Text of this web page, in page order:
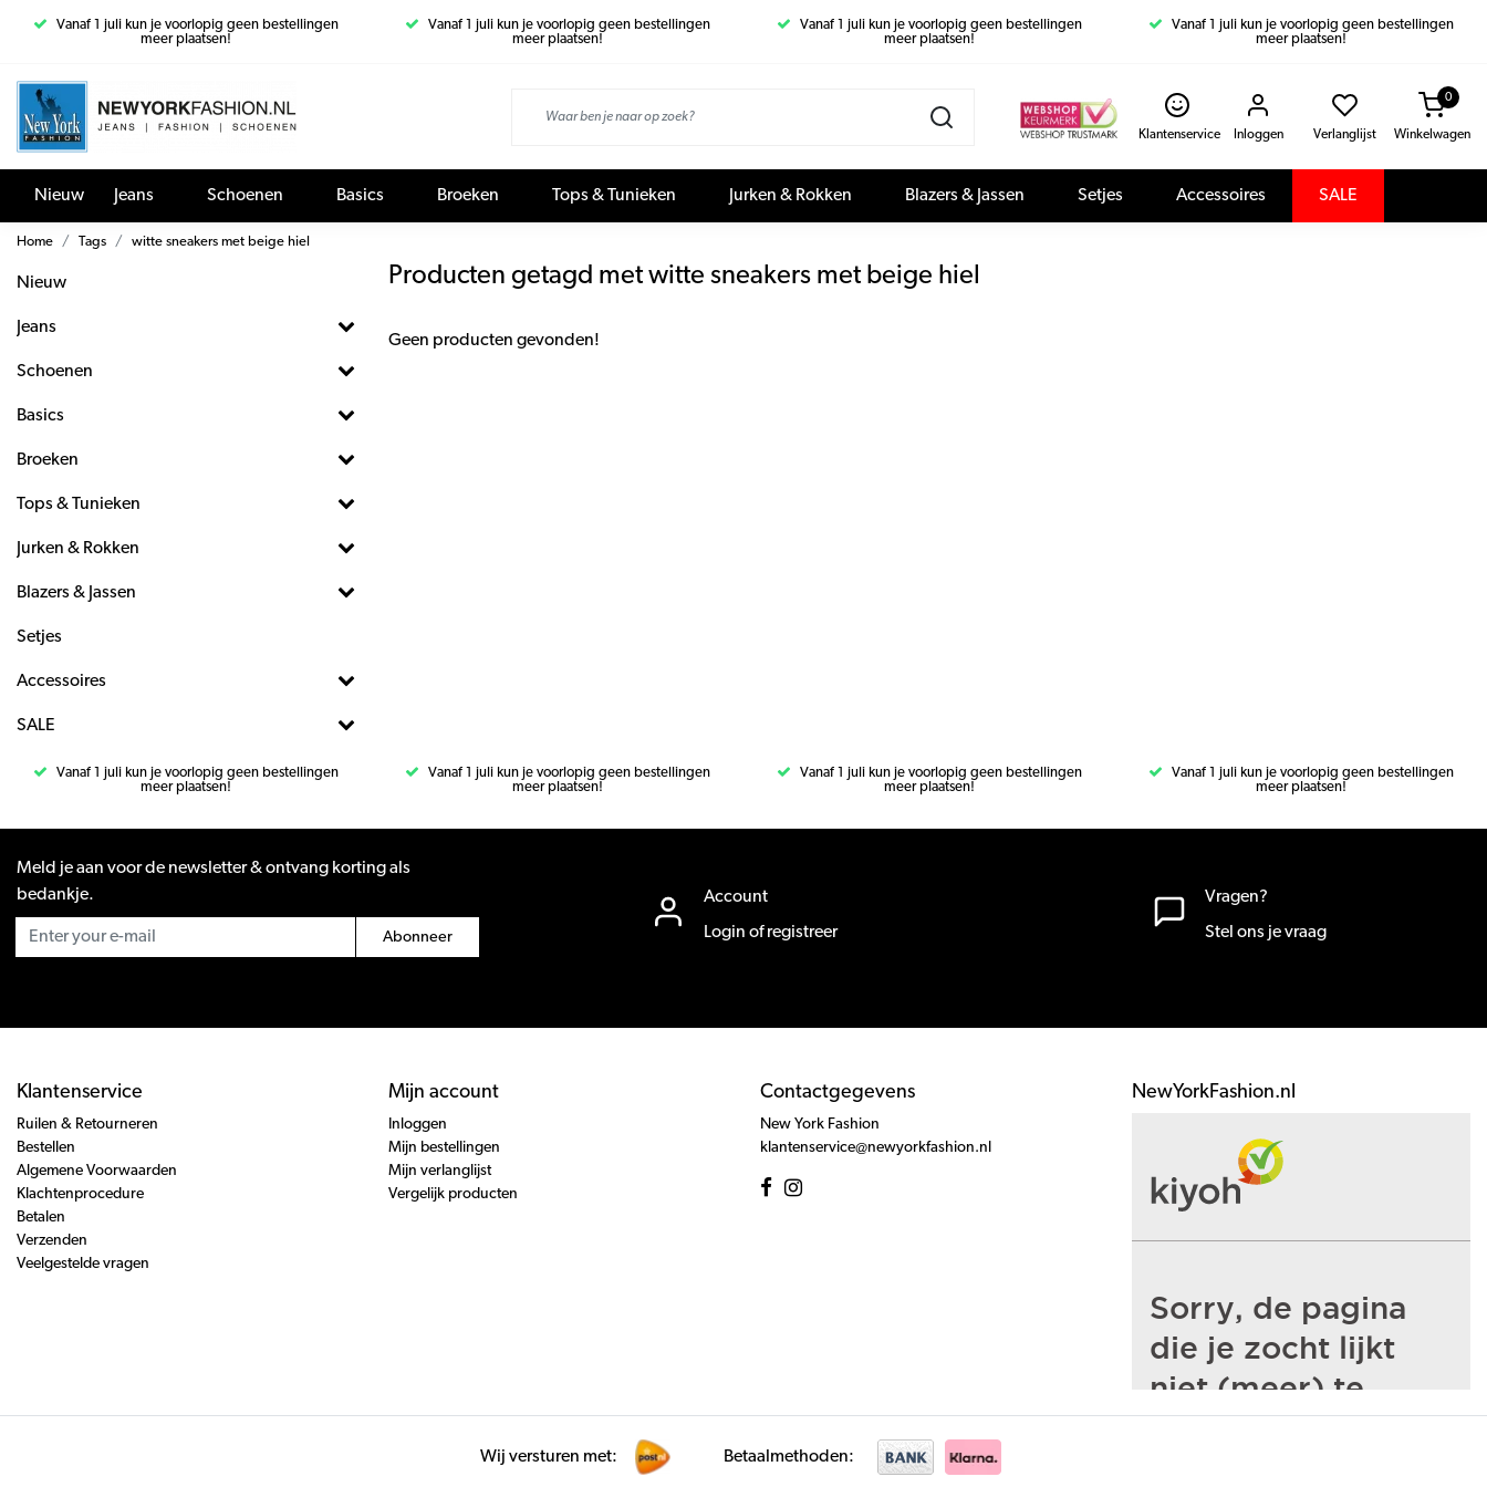
Vanaf 1 juli kun je voorlopig geen bestellingen
meer plaatsen!
Vanaf 1 juli kun je voorlopig geen bestellingen
meer plaatsen!
Vanaf 1 juli kun je voorlopig geen bestellingen
meer plaatsen!
Vanaf 1 juli kun je voorlopig geen bestellingen
meer plaatsen!
Klantenservice Inloggen Verlanglijst Winkelwagen
0
Nieuw Jeans Schoenen Basics Broeken Tops & Tunieken Jurken & Rokken Blazers & Jassen Setjes Accessoires SALE
Home Tags witte sneakers met beige hiel
Nieuw
Jeans
Schoenen
Basics
Broeken
Tops & Tunieken
Jurken & Rokken
Blazers & Jassen
Setjes
Accessoires
SALE
Producten getagd met witte sneakers met beige hiel
Geen producten gevonden!
Vanaf 1 juli kun je voorlopig geen bestellingen
meer plaatsen!
Vanaf 1 juli kun je voorlopig geen bestellingen
meer plaatsen!
Vanaf 1 juli kun je voorlopig geen bestellingen
meer plaatsen!
Vanaf 1 juli kun je voorlopig geen bestellingen
meer plaatsen!
Meld je aan voor de newsletter & ontvang korting als
bedankje.
Abonneer
Account
Login of registreer
Vragen?
Stel ons je vraag
Klantenservice
Ruilen & Retourneren
Bestellen
Algemene Voorwaarden
Klachtenprocedure
Betalen
Verzenden
Veelgestelde vragen
Mijn account
Inloggen
Mijn bestellingen
Mijn verlanglijst
Vergelijk producten
Contactgegevens
New York Fashion
klantenservice@newyorkfashion.nl
NewYorkFashion.nl
Wij versturen met: Betaalmethoden: